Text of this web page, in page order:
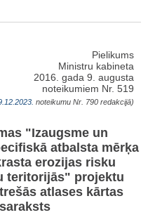
Pielikums
Ministru kabineta
2016. gada 9. augusta
noteikumiem Nr. 519
noteikumu Nr. 790 redakcijā)
"Izaugsme un
atbalsta mērķa
erozijas risku
teritorijās" projektu
atlases kārtas